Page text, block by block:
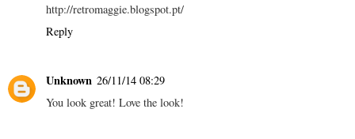
http://retromaggie.blogspot.pt/
Reply
Unknown 26/11/14 08:29
You look great! Love the look!